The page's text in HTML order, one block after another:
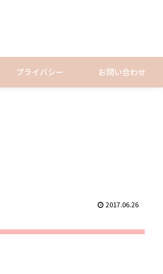
プライバシー お問い合わせ
2017.06.26